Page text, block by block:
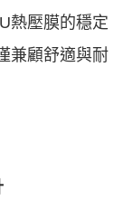
熱壓膜的穩定
兼顧舒適與耐